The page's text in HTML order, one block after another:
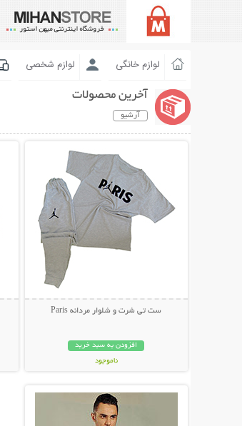
لوازم خانگی لوازم شخصی
آخرین محصولات
آرشیو
ست تی شرت و شلوار مردانه Paris
افزودن به سبد خرید
ناموجود